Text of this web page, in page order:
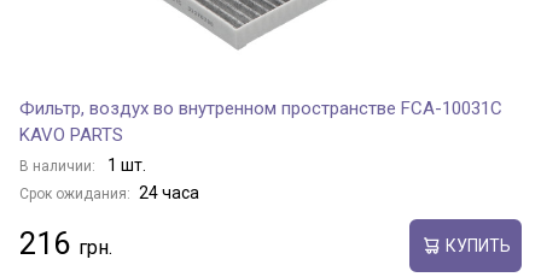
Фильтр, воздух во внутренном пространстве FCA-10031C
KAVO PARTS
В наличии: 1 шт.
Срок ожидания: 24 часа
216 КУПИТЬ